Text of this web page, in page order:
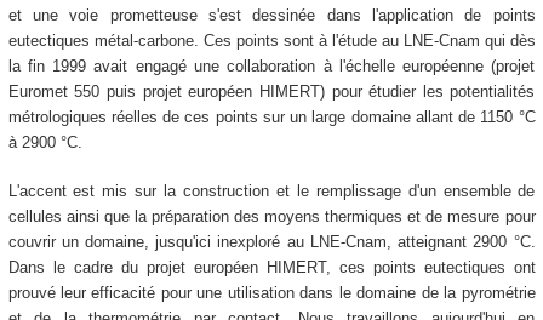
et une voie prometteuse s'est dessinée dans l'application de points
eutectiques métal-carbone. Ces points sont à l'étude au LNE-Cnam qui dès
la fin 1999 avait engagé une collaboration à l'échelle européenne (projet
Euromet 550 puis projet européen HIMERT) pour étudier les potentialités
métrologiques réelles de ces points sur un large domaine allant de 1150 °C
à 2900 °C.
L'accent est mis sur la construction et le remplissage d'un ensemble de
cellules ainsi que la préparation des moyens thermiques et de mesure pour
couvrir un domaine, jusqu'ici inexploré au LNE-Cnam, atteignant 2900 °C.
Dans le cadre du projet européen HIMERT, ces points eutectiques ont
prouvé leur efficacité pour une utilisation dans le domaine de la pyrométrie